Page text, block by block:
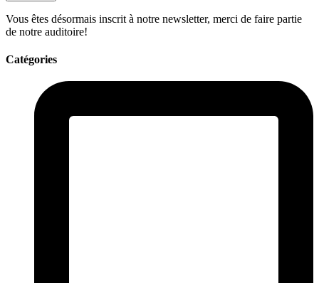
Vous êtes désormais inscrit à notre newsletter, merci de faire partie
de notre auditoire!
Catégories